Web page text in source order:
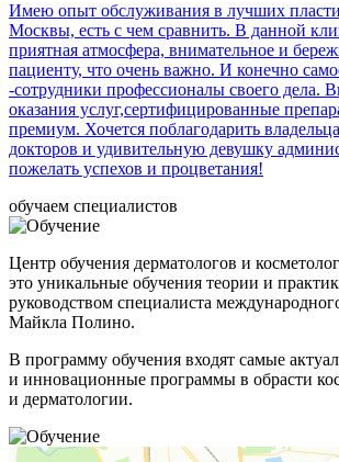
Имею опыт обслуживания в лучших
Москвы, есть с чем сравнить. В данной
приятная атмосфера, внимательное и
пациенту, что очень важно. И конечно
-сотрудники профессионалы своего дела.
оказания услуг,сертифицированные
премиум. Хочется поблагодарить
докторов и удивительную девушку
пожелать успехов и процветания!
обучаем специалистов
Центр обучения дерматологов и
это уникальные обучения теории и
руководством специалиста
Майкла Полино.
В программу обучения входят самые
и инновационные программы в обрасти
и дерматологии.